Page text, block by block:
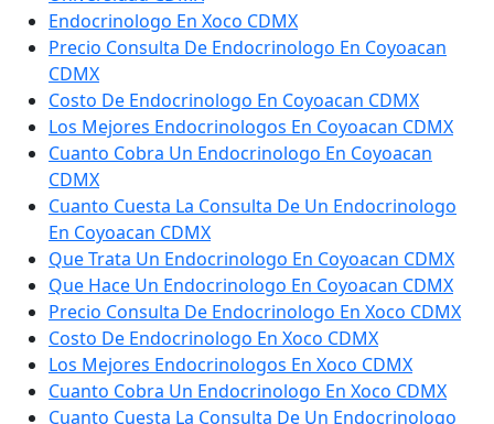
Endocrinologo En Xoco CDMX
Precio Consulta De Endocrinologo En Coyoacan
CDMX
Costo De Endocrinologo En Coyoacan CDMX
Los Mejores Endocrinologos En Coyoacan CDMX
Cuanto Cobra Un Endocrinologo En Coyoacan
CDMX
Cuanto Cuesta La Consulta De Un Endocrinologo
En Coyoacan CDMX
Que Trata Un Endocrinologo En Coyoacan CDMX
Que Hace Un Endocrinologo En Coyoacan CDMX
Precio Consulta De Endocrinologo En Xoco CDMX
Costo De Endocrinologo En Xoco CDMX
Los Mejores Endocrinologos En Xoco CDMX
Cuanto Cobra Un Endocrinologo En Xoco CDMX
Cuanto Cuesta La Consulta De Un Endocrinologo